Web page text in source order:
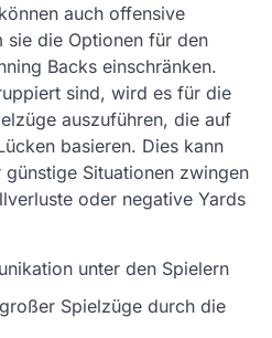
auch offensive
sie die Optionen für den
Backs einschränken.
sind, wird es für die
auszuführen, die auf
basieren. Dies kann
Situationen zwingen
oder negative Yards
unter den Spielern
Spielzüge durch die